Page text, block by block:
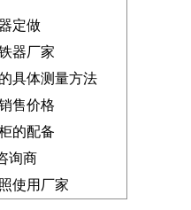
定做
器厂家
具体测量方法
售价格
的配备
询商
使用厂家